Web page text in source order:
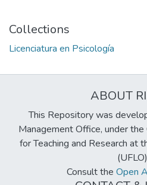
Collections
Licenciatura en Psicología
ABOUT
This Repository was
Management Office, under
for Teaching and Research at
Consult the Open